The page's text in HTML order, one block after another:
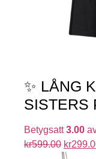
✨ LÅNG
SISTERS
Betygsatt3.00
kr599.00 kr